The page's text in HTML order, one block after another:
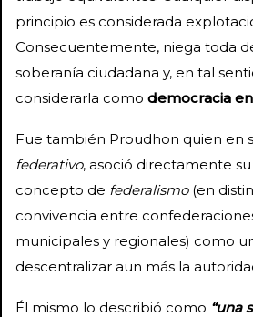
principio es considerada
Consecuentemente, niega toda
soberanía ciudadana y, en tal
considerarla como democracia
Fue también Proudhon quien en
federativo, asoció directamente
concepto de federalismo(en
convivencia entre
municipales y regionales) como
descentralizar aun más la
Él mismo lo describió como “una